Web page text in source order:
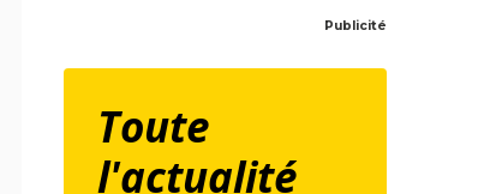
Publicité
Toute
l'actualité